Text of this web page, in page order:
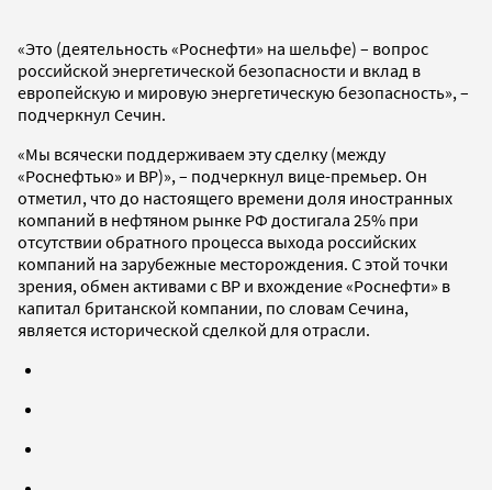
«Это (деятельность «Роснефти» на шельфе) – вопрос
российской энергетической безопасности и вклад в
европейскую и мировую энергетическую безопасность», –
подчеркнул Сечин.
«Мы всячески поддерживаем эту сделку (между
«Роснефтью» и ВР)», – подчеркнул вице-премьер. Он
отметил, что до настоящего времени доля иностранных
компаний в нефтяном рынке РФ достигала 25% при
отсутствии обратного процесса выхода российских
компаний на зарубежные месторождения. С этой точки
зрения, обмен активами с ВР и вхождение «Роснефти» в
капитал британской компании, по словам Сечина,
является исторической сделкой для отрасли.